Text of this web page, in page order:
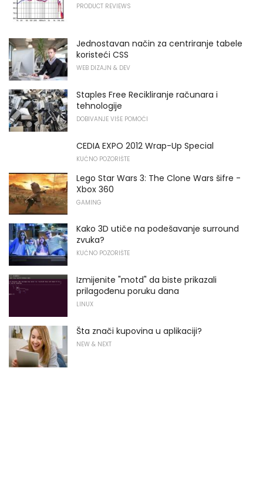
PRODUCT REVIEWS
Jednostavan način za centriranje tabele
koristeći CSS
WEB DIZAJN & DEV
Staples Free Recikliranje računara i
tehnologije
DOBIVANJE VIŠE POMOĆI
CEDIA EXPO 2012 Wrap-Up Special
KUĆNO POZORIŠTE
Lego Star Wars 3: The Clone Wars šifre -
Xbox 360
GAMING
Kako 3D utiče na podešavanje surround
zvuka?
KUĆNO POZORIŠTE
Izmijenite "motd" da biste prikazali
prilagođenu poruku dana
LINUX
Šta znači kupovina u aplikaciji?
NEW & NEXT